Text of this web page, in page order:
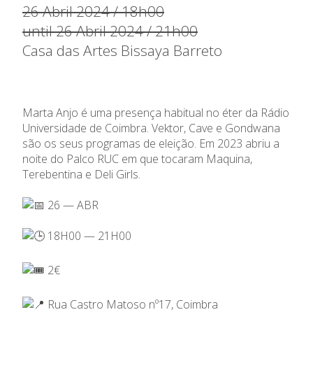
26 Abril 2024 / 18h00
until 26 Abril 2024 / 21h00
Casa das Artes Bissaya Barreto
Marta Anjo é uma presença habitual no éter da Rádio
Universidade de Coimbra. Vektor, Cave e Gondwana
são os seus programas de eleição. Em 2023 abriu a
noite do Palco RUC em que tocaram Maquina,
Terebentina e Deli Girls.
26 — ABR
18H00 — 21H00
2€
Rua Castro Matoso nº17, Coimbra